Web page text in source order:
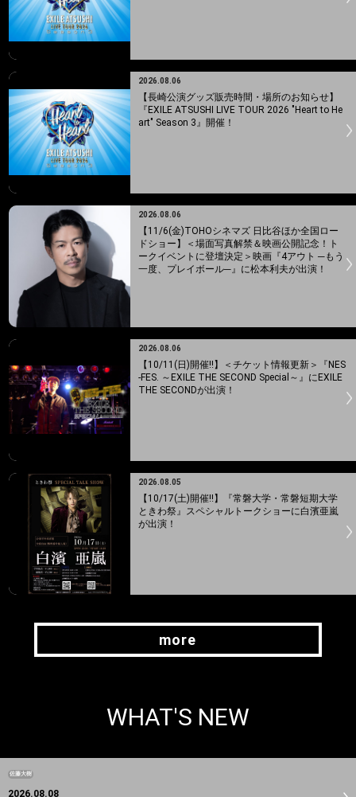
2026.08.06
【長崎公演グッズ販売時間・場所のお知らせ】
『EXILE ATSUSHI LIVE TOUR 2026 "Heart to He
art" Season 3』開催！
2026.08.06
【11/6(金)TOHOシネマズ 日比谷ほか全国ロー
ドショー】＜場面写真解禁＆映画公開記念！ト
ークイベントに登壇決定＞映画『4アウト ─もう
一度、プレイボール─』に松本利夫が出演！
2026.08.06
【10/11(日)開催!!】＜チケット情報更新＞『NES
-FES. ～EXILE THE SECOND Special～』にEXILE
THE SECONDが出演！
2026.08.05
【10/17(土)開催!!】『常磐大学・常磐短期大学
ときわ祭』スペシャルトークショーに白濱亜嵐
が出演！
more
WHAT'S NEW
佐藤大樹
2026.08.08